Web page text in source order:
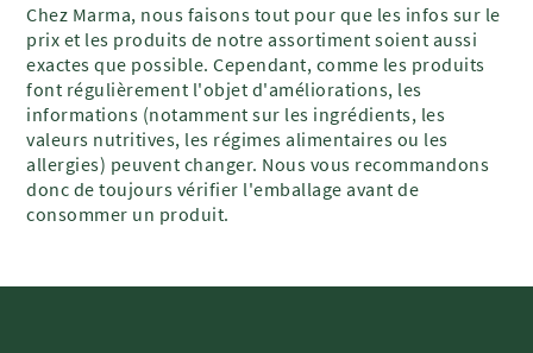
Chez Marma, nous faisons tout pour que les infos sur le
prix et les produits de notre assortiment soient aussi
exactes que possible. Cependant, comme les produits
font régulièrement l'objet d'améliorations, les
informations (notamment sur les ingrédients, les
valeurs nutritives, les régimes alimentaires ou les
allergies) peuvent changer. Nous vous recommandons
donc de toujours vérifier l'emballage avant de
consommer un produit.